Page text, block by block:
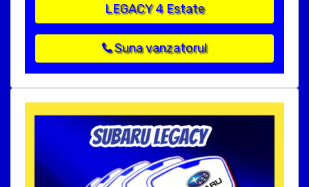
LEGACY 4 Estate
Suna vanzatorul